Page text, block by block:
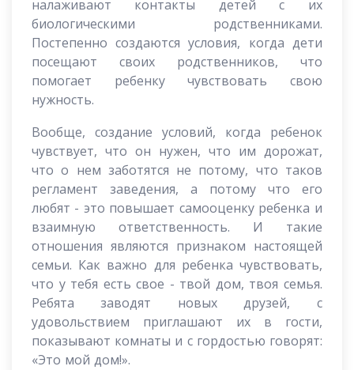
налаживают контакты детей с их
биологическими родственниками.
Постепенно создаются условия, когда дети
посещают своих родственников, что
помогает ребенку чувствовать свою
нужность.
Вообще, создание условий, когда ребенок
чувствует, что он нужен, что им дорожат,
что о нем заботятся не потому, что таков
регламент заведения, а потому что его
любят - это повышает самооценку ребенка и
взаимную ответственность. И такие
отношения являются признаком настоящей
семьи. Как важно для ребенка чувствовать,
что у тебя есть свое - твой дом, твоя семья.
Ребята заводят новых друзей, с
удовольствием приглашают их в гости,
показывают комнаты и с гордостью говорят:
«Это мой дом!».